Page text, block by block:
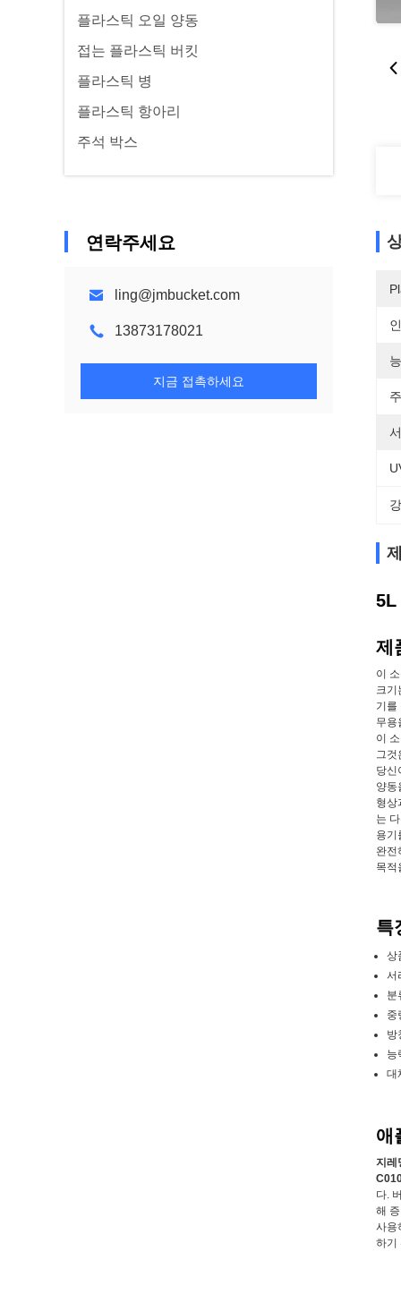
플라스틱 오일 양동
접는 플라스틱 버킷
플라스틱 병
플라스틱 항아리
주석 박스
연락주세요
ling@jmbucket.com
13873178021
지금 접촉하세요
5L
제
이
크기
기를
무용
이
그것
당신
양동
형상
는
용기
완전
목적
특
상
서
분
중
방
능
대
애
지레
다.
해
사용
하기